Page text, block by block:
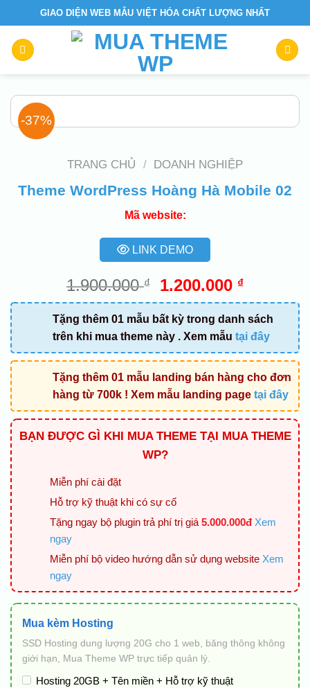
to
content
GIAO DIỆN WEB MẪU VIỆT HÓA CHẤT LƯỢNG NHẤT
-37%
TRANG CHỦ / DOANH NGHIỆP
Theme WordPress Hoàng Hà Mobile 02
Mã website:
LINK DEMO
1.900.000₫
Giá
gốc
là:
1.900.000 ₫.
1.200.000 ₫Giá
hiện
tại
là:
Tặng thêm 01 mẫu bất kỳ trong danh sách
trên khi mua theme này . Xem mẫu tại đây
Tặng thêm 01 mẫu landing bán hàng cho đơn
hàng từ 700k ! Xem mẫu landing page tại đây
BẠN ĐƯỢC GÌ KHI MUA THEME TẠI MUA THEME
WP?
Miễn phí cài đặt
Hỗ trợ kỹ thuật khi có sự cố
Tặng ngay bộ plugin trả phí trị giá 5.000.000đ Xem
ngay
Miễn phí bộ video hướng dẫn sử dụng website Xem
ngay
Mua kèm Hosting
SSD Hosting dung lượng 20G cho 1 web, băng thông không
giới hạn, Mua Theme WP trực tiếp quản lý.
Hosting 20GB + Tên miền + Hỗ trợ kỹ thuật